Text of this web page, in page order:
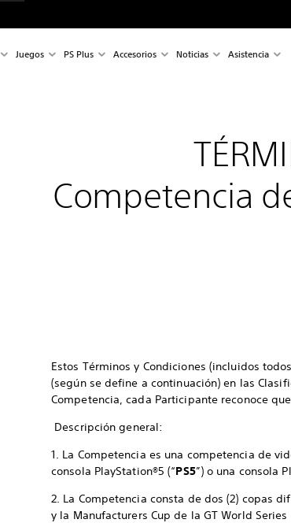
Juegos PS Plus Accesorios Noticias Asistencia
Competencia
Estos Términos y Condiciones (incluidos
(según se define a continuación) en las
Competencia, cada Participante reconoce
Descripción general:
1. La Competencia es una competencia de
consola PlayStation®5 (“PS5”) o una consola
2. La Competencia consta de dos (2) copas
y la Manufacturers Cup de la GT World Series